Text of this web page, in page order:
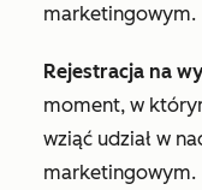
marketingowym.
Rejestracja na
moment, w
wziąć udział w
marketingowym.